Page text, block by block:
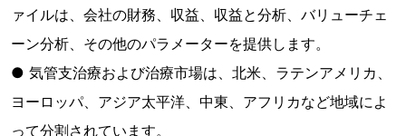
ァイルは、会社の財務、収益、収益と分析、バリューチェ
ーン分析、その他のパラメーターを提供します。
● 気管支治療および治療市場は、北米、ラテンアメリカ、
ヨーロッパ、アジア太平洋、中東、アフリカなど地域によ
って分割されています。